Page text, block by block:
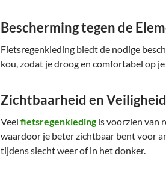
Bescherming tegen de
Fietsregenkleding biedt de nodige
kou, zodat je droog en comfortabel op
Zichtbaarheid en Veiligheid
Veel fietsregenkleding is voorzien van
waardoor je beter zichtbaar bent voor
tijdens slecht weer of in het donker.